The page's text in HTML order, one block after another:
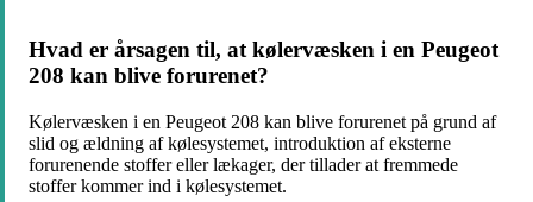
Hvad er årsagen til, at kølervæsken i en Peugeot
208 kan blive forurenet?
Kølervæsken i en Peugeot 208 kan blive forurenet på grund af
slid og ældning af kølesystemet, introduktion af eksterne
forurenende stoffer eller lækager, der tillader at fremmede
stoffer kommer ind i kølesystemet.